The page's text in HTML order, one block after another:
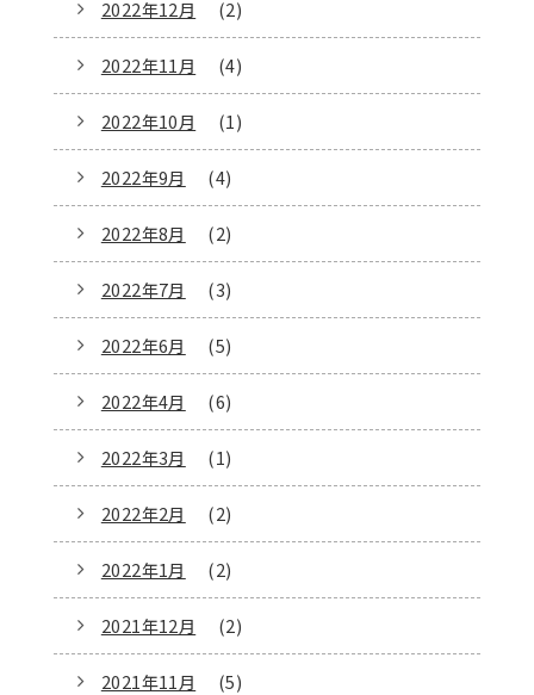
2022年12月 (2)
2022年11月 (4)
2022年10月 (1)
2022年9月 (4)
2022年8月 (2)
2022年7月 (3)
2022年6月 (5)
2022年4月 (6)
2022年3月 (1)
2022年2月 (2)
2022年1月 (2)
2021年12月 (2)
2021年11月 (5)